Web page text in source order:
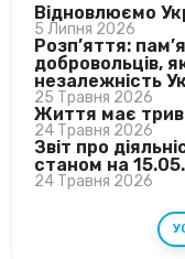
Відновлюємо
5 Липня 2026
Розп’яття:
добровольців,
незалежність
25 Травня 2026
Життя має
24 Травня 2026
Звіт про
станом на
24 Травня 2026